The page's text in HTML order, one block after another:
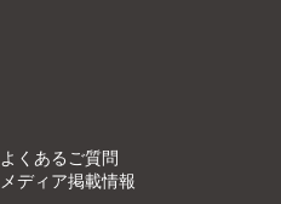
よくあるご質問
メディア掲載情報